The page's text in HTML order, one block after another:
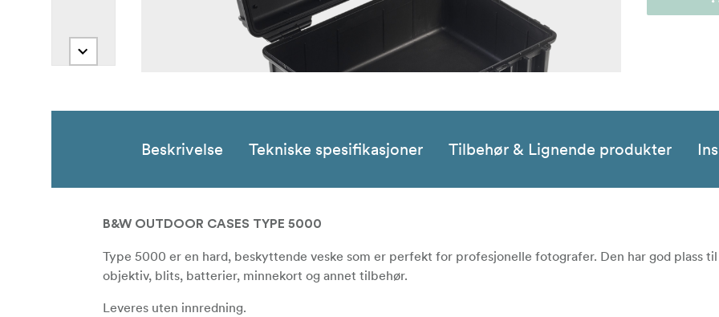
Beskrivelse Tekniske spesifikasjoner Tilbehør & Lignende produkter
B&W OUTDOOR CASES TYPE 5000
Type 5000 er en hard, beskyttende veske som er perfekt for profesjonelle fotografer. Den har god plass til
objektiv, blits, batterier, minnekort og annet tilbehør.
Leveres uten innredning.